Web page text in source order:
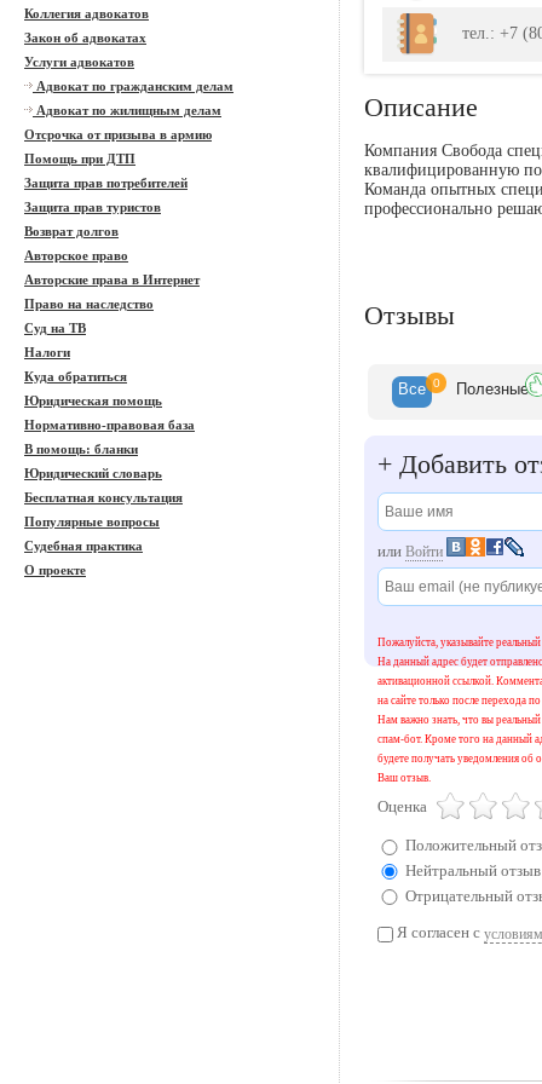
Коллегия адвокатов
Закон об адвокатах
Услуги адвокатов
Адвокат по гражданским делам
Адвокат по жилищным делам
Отсрочка от призыва в армию
Помощь при ДТП
Защита прав потребителей
Защита прав туристов
Возврат долгов
Авторское право
Авторские права в Интернет
Право на наследство
Суд на ТВ
Налоги
Куда обратиться
Юридическая помощь
Нормативно-правовая база
В помощь: бланки
Юридический словарь
Бесплатная консультация
Популярные вопросы
Судебная практика
О проекте
тел.: +7
Описание
Компания Свобода
квалифицированную
Команда опытных
профессионально
Отзывы
Все 0 Полезные
+ Добавить
или Войти
Пожалуйста, указывайте
На данный адрес будет
активационной ссылкой.
на сайте только после перехода
Нам важно знать, что вы реальный
спам-бот. Кроме того на данный
будете получать уведомления об
Ваш отзыв.
Оценка
Положительный
Нейтральный отзыв
Отрицательный
Я согласен с